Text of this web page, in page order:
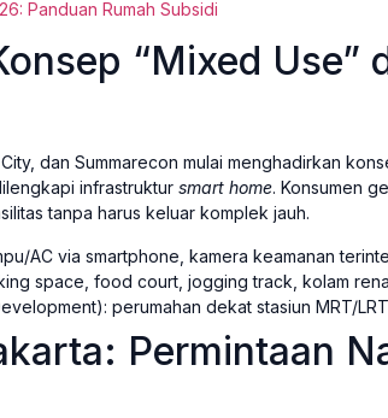
Panduan Rumah Subsidi
“Mixed Use”
dan Summarecon mulai menghadirkan
infrastruktur smart home. Konsumen
tanpa harus keluar komplek jauh.
AC via smartphone, kamera keamanan
space, food court, jogging track, kolam
perumahan dekat stasiun MRT/
Permintaan